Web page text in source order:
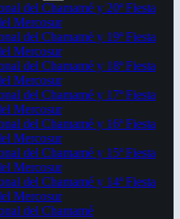
del Chamamé y 20ª Fiesta
Mercosur
del Chamamé y 19ª Fiesta
Mercosur
del Chamamé y 18ª Fiesta
Mercosur
del Chamamé y 17ª Fiesta
Mercosur
del Chamamé y 16ª Fiesta
Mercosur
del Chamamé y 15ª Fiesta
Mercosur
del Chamamé y 14ª Fiesta
Mercosur
del Chamamé